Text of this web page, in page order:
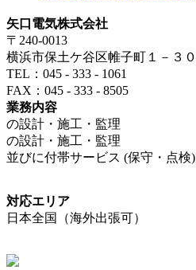
矢口電気株式会社
〒240-0013
横浜市保土ケ谷区帷子町１－３０
TEL：045 - 333 - 1061
FAX：045 - 333 - 8505
業務内容
の設計・施工・監理
の設計・施工・監理
並びに付帯サービス (保守・点検)
対応エリア
日本全国（海外出張可）